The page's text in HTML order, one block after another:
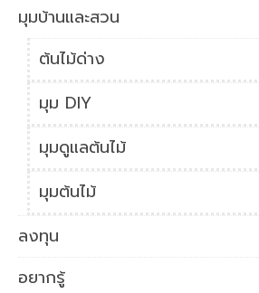
มุมบ้านและสวน
ต้นไม้ด่าง
มุม DIY
มุมดูแลต้นไม้
มุมต้นไม้
ลงทุน
อยากรู้